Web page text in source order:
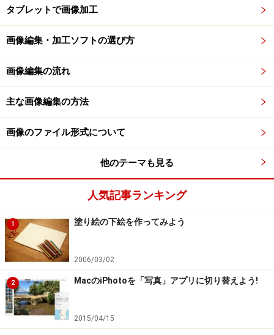
ブラシピッカー
には7種類のペイントツール
が配置されています。とてもなじみ深いものばかりです
次のページへ＞＞
※記事内容は執筆時点のものです。最新の内容をご確認くださ
い。
※OSやアプリ、ソフトのバージョンによっては画面表示、操作方
法が異なる可能性があります。
タブレットで画像加工
画像編集・加工ソフトの選び方
画像編集の流れ
主な画像編集の方法
画像のファイル形式について
他のテーマも見る
人気記事ランキング
1 塗り絵の下絵を作ってみよう
2006/03/02
2 MacのiPhotoを「写真」アプリに切り替えよう!
2015/04/15